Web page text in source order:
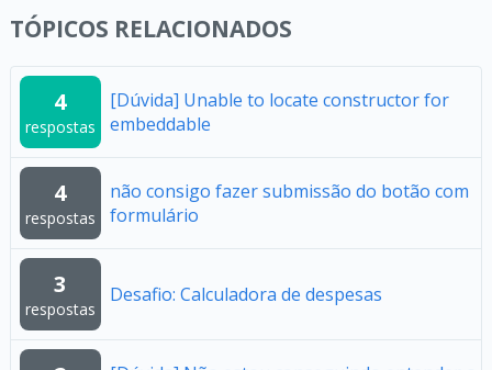
TÓPICOS RELACIONADOS
4
respostas
[Dúvida] Unable to locate constructor for
embeddable
4
respostas
não consigo fazer submissão do botão com
formulário
3
respostas
Desafio: Calculadora de despesas